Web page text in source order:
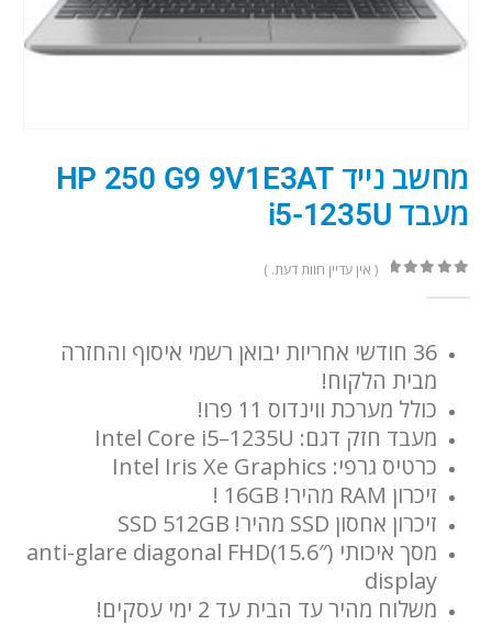
מחשב נייד HP 250 G9 9V1E3AT
מעבד i5-1235U
( אין עדיין חוות דעת. )
36 חודשי אחריות יבואן רשמי איסוף והחזרה
מבית הלקוח!
כולל מערכת ווינדוס 11 פרו!
מעבד חזק דגם: ‎Intel Core i5–1235U
כרטיס גרפי: Intel Iris Xe Graphics
זיכרון RAM מהיר! 16GB !
זיכרון אחסון SSD מהיר! SSD 512GB
מסך איכותי (15.6″)anti-glare diagonal FHD
display
משלוח מהיר עד הבית עד 2 ימי עסקים!